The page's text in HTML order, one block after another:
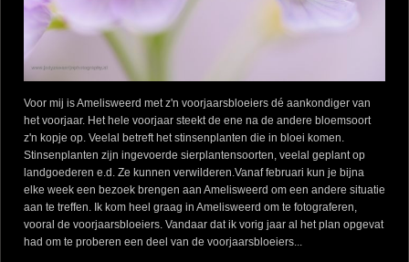
Voor mij is Amelisweerd met z'n voorjaarsbloeiers dé aankondiger van
het voorjaar. Het hele voorjaar steekt de ene na de andere bloemsoort
z'n kopje op. Veelal betreft het stinsenplanten die in bloei komen.
Stinsenplanten zijn ingevoerde sierplantensoorten, veelal geplant op
landgoederen e.d. Ze kunnen verwilderen.Vanaf februari kun je bijna
elke week een bezoek brengen aan Amelisweerd om een andere situatie
aan te treffen. Ik kom heel graag in Amelisweerd om te fotograferen,
vooral de voorjaarsbloeiers. Vandaar dat ik vorig jaar al het plan opgevat
had om te proberen een deel van de voorjaarsbloeiers...